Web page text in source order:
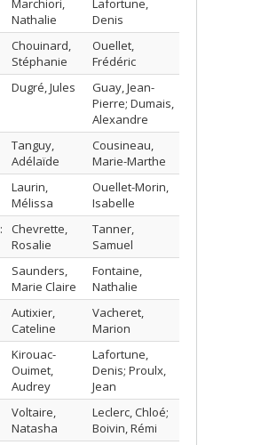
Marchiori,
Nathalie
Lafortune,
Denis
Chouinard,
Stéphanie
Ouellet,
Frédéric
Dugré, Jules
Guay, Jean-
Pierre; Dumais,
Alexandre
Tanguy,
Adélaïde
Cousineau,
Marie-Marthe
Laurin,
Mélissa
Ouellet-Morin,
Isabelle
Chevrette,
Rosalie
Tanner,
Samuel
Saunders,
Marie Claire
Fontaine,
Nathalie
Autixier,
Cateline
Vacheret,
Marion
Kirouac-
Ouimet,
Audrey
Lafortune,
Denis; Proulx,
Jean
Voltaire,
Natasha
Leclerc, Chloé;
Boivin, Rémi